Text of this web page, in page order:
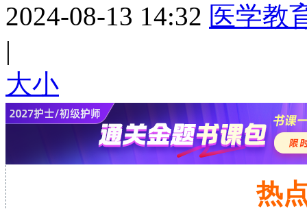
2024-08-13 14:32 医学教
|
大小
热